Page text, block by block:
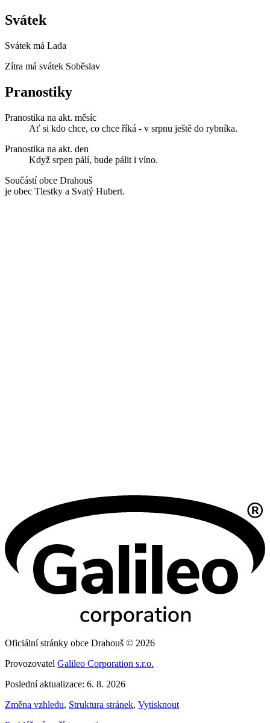
Svátek
Svátek má Lada
Zítra má svátek Soběslav
Pranostiky
Pranostika na akt. měsíc
Ať si kdo chce, co chce říká - v srpnu ještě do rybníka.
Pranostika na akt. den
Když srpen pálí, bude pálit i víno.
Součástí obce Drahouš
je obec Tlestky a Svatý Hubert.
Oficiální stránky obce Drahouš © 2026
Provozovatel Galileo Corporation s.r.o.
Poslední aktualizace: 6. 8. 2026
Změna vzhledu, Struktura stránek, Vytisknout